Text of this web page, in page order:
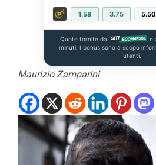
1.58 3.75 5.50
Quote fornite da
e
minuti. I bonus sono a scopo
utenti.
Maurizio Zamparini